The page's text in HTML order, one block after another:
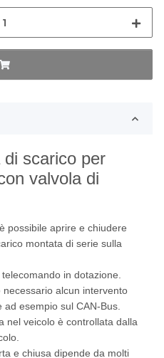
scarico per
valvola di
possibile aprire e chiudere
montata di serie sulla
in dotazione.
alcun intervento
esempio sul CAN-Bus.
nel veicolo è controllata dalla
e chiusa dipende da molti